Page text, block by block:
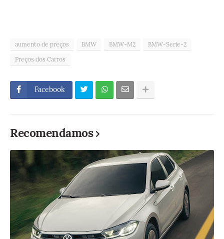
aumento de preços BMW BMW-M2
BMW-Serie-2
Preços dos Carros
Facebook
Recomendamos